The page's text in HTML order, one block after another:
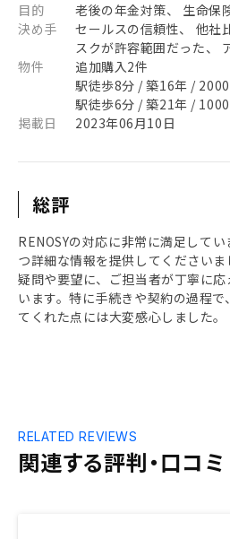
目的
老後の年金対策、 生命保
決め手
セールスの信頼性、 他社
スクが許容範囲だった、
物件
追加購入2件
駅徒歩8分 / 築16年 /
駅徒歩6分 / 築21年 /
掲載日
2023年06月10日
総評
RENOSYの対応に非常に満足して
つ詳細な情報を提供してください
疑問や要望に、ご担当者が丁寧に
います。特に手続きや契約の過程
てくれた点には大変感心しました。
関連する評判・口コミ
RELATED REVIEWS